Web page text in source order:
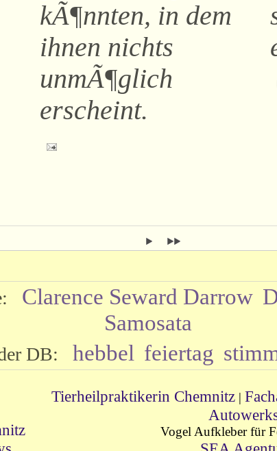
kÃ¶nnten, in dem
ihnen nichts
unmÃ¶glich
erscheint.
Clarence Seward Darrow
Samosata
DB: hebbel feiertag
Tierheilpraktikerin Chemnitz|
Vogel Aufkleber für